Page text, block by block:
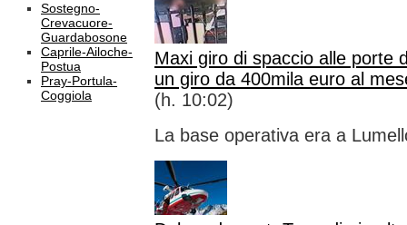
Sostegno-
Crevacuore-
Guardabosone
Caprile-Ailoche-
Postua
Pray-Portula-
Coggiola
Maxi giro di spaccio alle porte
un giro da 400mila euro al
(h. 10:02)
La base operativa era a